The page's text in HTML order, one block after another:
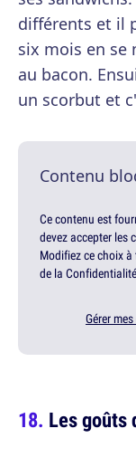
différents et il
six mois en se
au bacon.
un scorbut et
Contenu
Ce contenu est
devez accepter les
Modifiez ce choix
de la
Gérer
Les goûts